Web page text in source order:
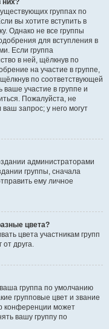
них?
группах по
вы хотите вступить в
Однако не все группы
для вступления в
Если группа
в ней, щёлкнув по
на участие в группе,
по соответствующей
участие в группе и
Пожалуйста, не
запрос; у него могут
администраторами
группы, сначала
ему личное
цвета?
цвета участникам групп
друга.
группа по умолчанию
групповые цвет и звание
конференции может
вашу группу по